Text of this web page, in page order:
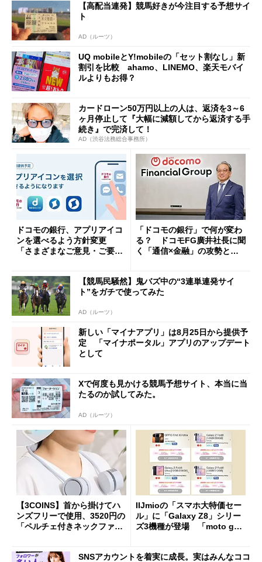
【高配当連発】競馬好きが今注目する予想サイ
ト
AD（ルーツ）
UQ mobileとY!mobileの「セット割なし」新
割引を比較 ahamo、LINEMO、楽天モバイ
ルよりもお得？
カードローン50万円以上の人は、返済を3～6
ヶ月停止して『大幅に減額してから返済する手
続き』で完済して！
AD（渋谷法務総合事務所）
ドコモの銀行、アプリアイコ
ンを選べるよう方針変更
「さまざまなご意見・ご要望
「ドコモの銀行」で何が変わ
る？ ドコモFG廣井社長に聞
く「通信×金融」の攻勢とグ
【競馬民騒然】鬼バズ中の“3連単連発サイ
ト”をガチで使ってみた
AD（ルーツ）
新しい「マイナアプリ」は8月25日から提供予
定 「マイナポータル」アプリのアップデート
として
Xで何度も見かける競馬予想サイト、本当に当
たるのか試してみた。
AD（ルーツ）
【3COINS】首から掛けてハ
ンズフリーで使用、3520円の
「ペルチェ付きネックファ
IIJmioの「スマホ大特価セー
ル」に「Galaxy Z8」シリー
ズ3機種が登場 「moto g37
SNSアカウントを着実に成長。実はみんなココ